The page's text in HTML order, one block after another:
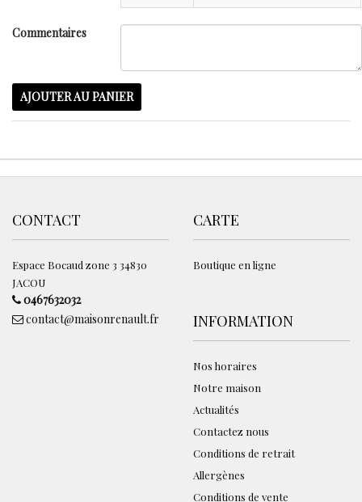
Commentaires
AJOUTER AU PANIER
CONTACT
Espace Bocaud zone 3 34830
JACOU
0467632032
contact@maisonrenault.fr
CARTE
Boutique en ligne
INFORMATION
Nos horaires
Notre maison
Actualités
Contactez nous
Conditions de retrait
Allergènes
Conditions de vente